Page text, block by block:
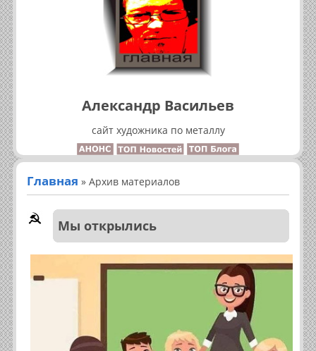
Александр Васильев
сайт художника по металлу
Главная » Архив материалов
Мы открылись